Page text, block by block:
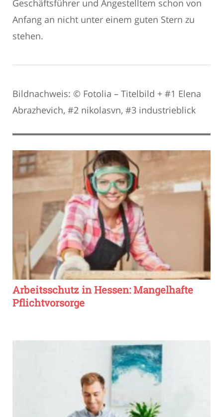
Geschäftsführer und Angestelltem schon von
Anfang an nicht unter einem guten Stern zu
stehen.
Bildnachweis: © Fotolia – Titelbild + #1 Elena
Abrazhevich, #2 nikolasvn, #3 industrieblick
Arbeitsschutz in Hessen: Mangelhafte
Pflichtvorsorge